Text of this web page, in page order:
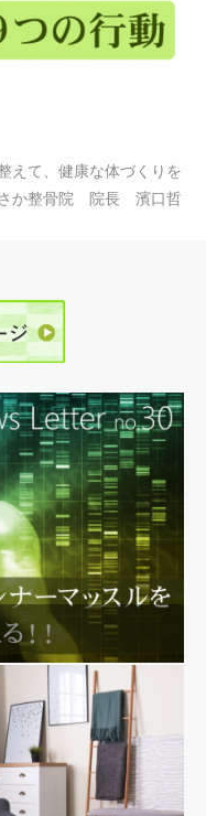
えて、健康な体づくりを
さか整骨院 院長 濱口哲